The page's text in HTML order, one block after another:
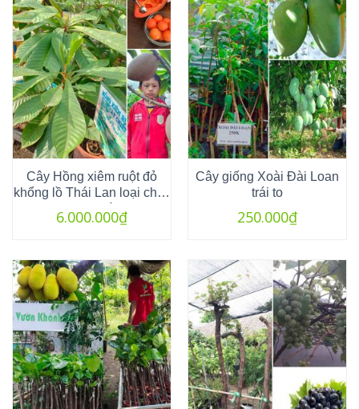
Cây Hồng xiêm ruột đỏ
khổng lồ Thái Lan loại chiết
6.000.000₫
Cây giống Xoài Đài Loan
trái to
250.000₫